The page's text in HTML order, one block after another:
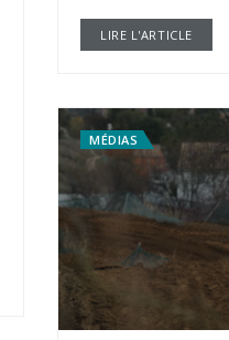
LIRE L'ARTICLE
MÉDIAS